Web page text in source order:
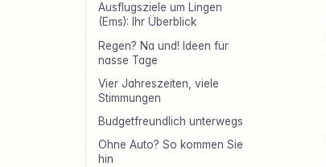
Ausflugsziele um Lingen
(Ems): Ihr Überblick
Regen? Na und! Ideen für
nasse Tage
Vier Jahreszeiten, viele
Stimmungen
Budgetfreundlich unterwegs
Ohne Auto? So kommen Sie
hin